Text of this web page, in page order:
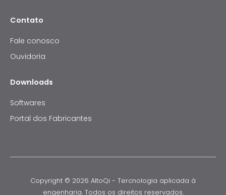
Contato
Fale conosco
Ouvidoria
Downloads
Softwares
Portal dos Fabricantes
Copyright © 2026 AltoQi - Tercnologia aplicada à
engenharia. Todos os direitos reservados.